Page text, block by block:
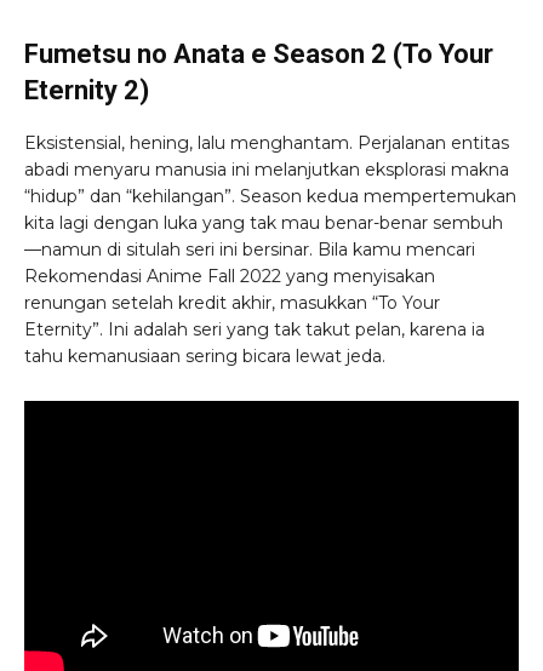
Fumetsu no Anata e Season 2 (To Your
Eternity 2)
Eksistensial, hening, lalu menghantam. Perjalanan entitas
abadi menyaru manusia ini melanjutkan eksplorasi makna
“hidup” dan “kehilangan”. Season kedua mempertemukan
kita lagi dengan luka yang tak mau benar-benar sembuh
—namun di situlah seri ini bersinar. Bila kamu mencari
Rekomendasi Anime Fall 2022 yang menyisakan
renungan setelah kredit akhir, masukkan “To Your
Eternity”. Ini adalah seri yang tak takut pelan, karena ia
tahu kemanusiaan sering bicara lewat jeda.